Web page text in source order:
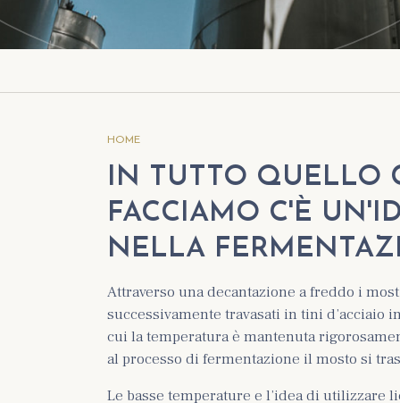
HOME
IN TUTTO QUELLO
FACCIAMO C'È
NELLA
Attraverso una decantazione a freddo i
successivamente travasati in tini d’acciaio
cui la temperatura è mantenuta
al processo di fermentazione il mosto si
Le basse temperature e l’idea di utilizzare